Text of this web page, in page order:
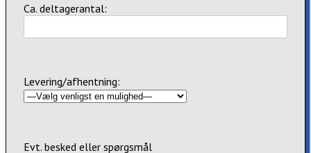
Ca. deltagerantal:
Levering/afhentning:
Evt. besked eller spørgsmål